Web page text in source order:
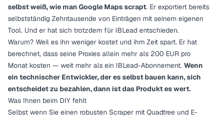
selbst weiß, wie man Google Maps scrapt. Er exportiert bereits
selbstständig Zehntausende von Einträgen mit seinem eigenen
Tool. Und er hat sich trotzdem für IBLead entschieden.
Warum? Weil es ihn weniger kostet und ihm Zeit spart. Er hat
berechnet, dass seine Proxies allein mehr als 200 EUR pro
Monat kosten — weit mehr als ein IBLead-Abonnement. Wenn
ein technischer Entwickler, der es selbst bauen kann, sich
entscheidet zu bezahlen, dann ist das Produkt es wert.
Was Ihnen beim DIY fehlt
Selbst wenn Sie einen robusten Scraper mit Quadtree und E-